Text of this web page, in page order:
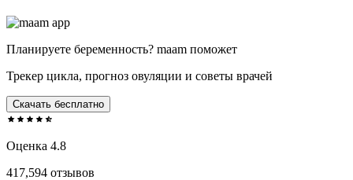
Планируете беременность? maam поможет
Трекер цикла, прогноз овуляции и советы врачей
Скачать бесплатно
Оценка 4.8
417,594 отзывов